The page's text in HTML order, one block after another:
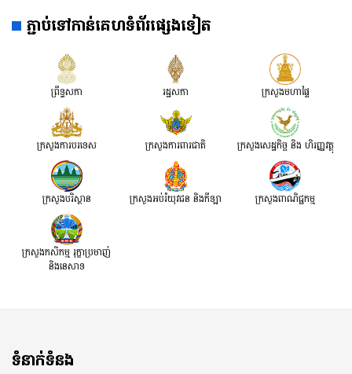
ភ្ជាប់ទៅកាន់គេហទំព័រផ្សេងទៀត
ព្រឹទ្ធសភា រដ្ឋសភា ក្រសួងមហាផ្ទៃ
ក្រសួងការបរទេស ក្រសួងការពារជាតិ ក្រសួង​សេដ្ឋកិច្ច និង ហិរញ្ញវត្ថុ
ក្រសួងបរិស្ថាន ក្រសួងអប់រំយុវជន និងកីឡា ក្រសួងពាណិជ្ជកម្ម
ក្រសួងកសិកម្ម រុក្ខាប្រមាញ់
និងនេសាទ
ទំនាក់ទំនង